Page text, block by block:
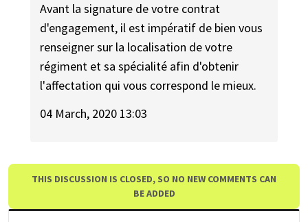
Avant la signature de votre contrat
d'engagement, il est impératif de bien vous
renseigner sur la localisation de votre
régiment et sa spécialité afin d'obtenir
l'affectation qui vous correspond le mieux.
04 March, 2020 13:03
THIS DISCUSSION IS CLOSED, SO NO NEW COMMENTS CAN
BE ADDED